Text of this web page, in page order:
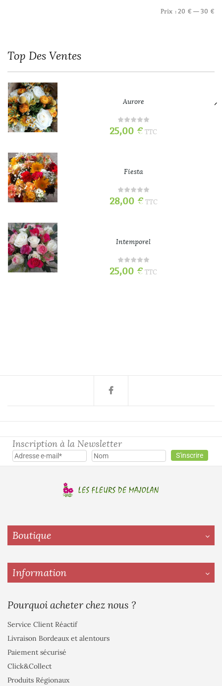
Prix : 20 € — 30 €
Top Des Ventes
Aurore
25,00 € TTC
Fiesta
28,00 € TTC
Intemporel
25,00 € TTC
Inscription à la Newsletter
Boutique
Information
Pourquoi acheter chez nous ?
Service Client Réactif
Livraison Bordeaux et alentours
Paiement sécurisé
Click&Collect
Produits Régionaux